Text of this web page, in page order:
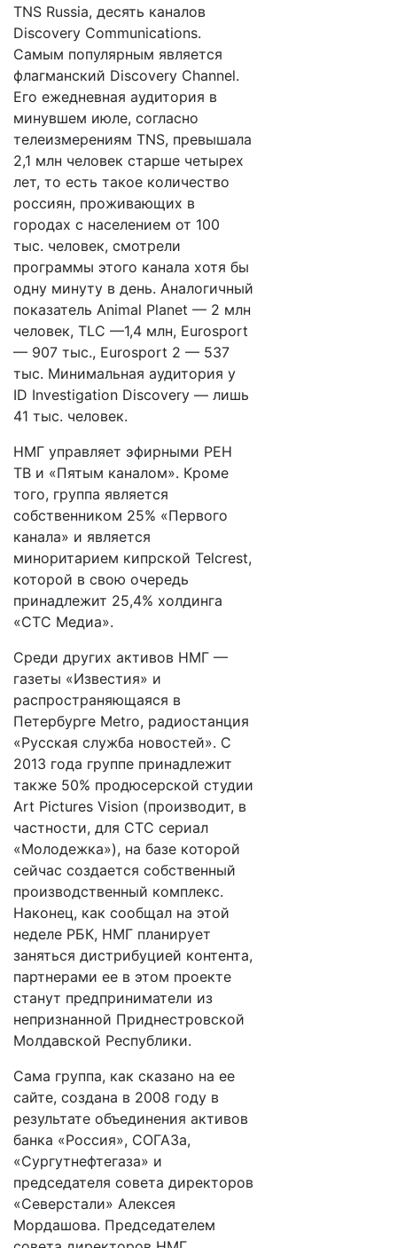
TNS Russia, десять каналов
Discovery Communications.
Самым популярным является
флагманский Discovery Channel.
Его ежедневная аудитория в
минувшем июле, согласно
телеизмерениям TNS, превышала
2,1 млн человек старше четырех
лет, то есть такое количество
россиян, проживающих в
городах с населением от 100
тыс. человек, смотрели
программы этого канала хотя бы
одну минуту в день. Аналогичный
показатель Animal Planet — 2 млн
человек, TLC —1,4 млн, Eurosport
— 907 тыс., Eurosport 2 — 537
тыс. Минимальная аудитория у
ID Investigation Discovery — лишь
41 тыс. человек.
НМГ управляет эфирными РЕН
ТВ и «Пятым каналом». Кроме
того, группа является
собственником 25% «Первого
канала» и является
миноритарием кипрской Telcrest,
которой в свою очередь
принадлежит 25,4% холдинга
«СТС Медиа».
Среди других активов НМГ —
газеты «Известия» и
распространяющаяся в
Петербурге Metro, радиостанция
«Русская служба новостей». С
2013 года группе принадлежит
также 50% продюсерской студии
Art Pictures Vision (производит, в
частности, для СТС сериал
«Молодежка»), на базе которой
сейчас создается собственный
производственный комплекс.
Наконец, как сообщал на этой
неделе РБК, НМГ планирует
заняться дистрибуцией контента,
партнерами ее в этом проекте
станут предприниматели из
непризнанной Приднестровской
Молдавской Республики.
Сама группа, как сказано на ее
сайте, создана в 2008 году в
результате объединения активов
банка «Россия», СОГАЗа,
«Сургутнефтегаза» и
председателя совета директоров
«Северстали» Алексея
Мордашова. Председателем